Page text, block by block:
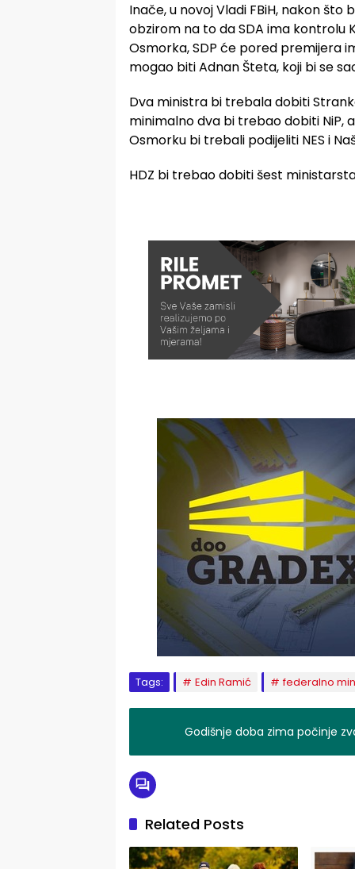
Inače, u novoj Vladi FBiH, nakon
obzirom na to da SDA ima kontrolu
Osmorka, SDP će pored premijera
mogao biti Adnan Šteta, koji bi se
Dva ministra bi trebala dobiti
minimalno dva bi trebao dobiti NiP,
Osmorku bi trebali podijeliti NES i
HDZ bi trebao dobiti šest
Tags: Edin Ramić federalno
Godišnje doba zima počinje
Related Posts